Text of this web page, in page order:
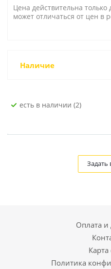
Цена действительна
может отличаться от цен в
Наличие
Есть в наличии (2)
Задать
Оплата и
Карта
Политика